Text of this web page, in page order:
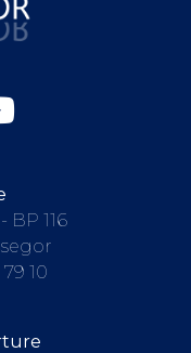
BP 116
79 10